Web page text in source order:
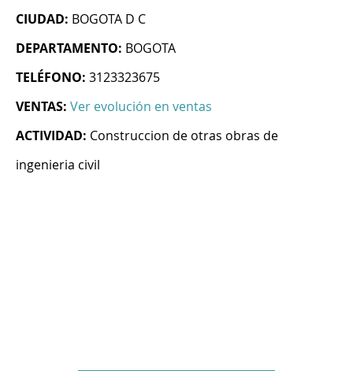
CIUDAD: BOGOTA D C
DEPARTAMENTO: BOGOTA
TELÉFONO: 3123323675
VENTAS: Ver evolución en ventas
ACTIVIDAD: Construccion de otras obras de
ingenieria civil